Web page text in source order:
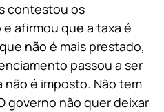
contestou os
afirmou que a taxa é
não é mais prestado,
passou a ser
é imposto. Não tem
governo não quer deixar